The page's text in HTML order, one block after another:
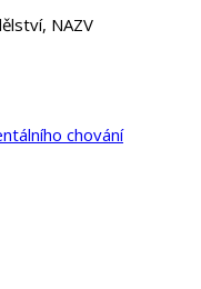
NAZV
chování